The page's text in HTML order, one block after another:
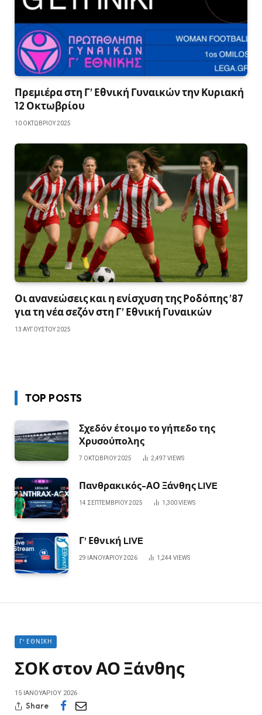
Πρεμιέρα στη Γ’ Εθνική Γυναικών την Κυριακή
12 Οκτωβρίου
10 ΟΚΤΩΒΡΊΟΥ 2025
Οι ανανεώσεις και η ενίσχυση της Ροδόπης ’87
για τη νέα σεζόν στη Γ’ Εθνική Γυναικών
13 ΑΥΓΟΎΣΤΟΥ 2025
TOP POSTS
Σχεδόν έτοιμο το γήπεδο της
Χρυσούπολης
7 ΟΚΤΩΒΡΊΟΥ 2025 2,497 VIEWS
Πανθρακικός-ΑΟ Ξάνθης LIVE
14 ΣΕΠΤΕΜΒΡΊΟΥ 2025 1,300VIEWS
Γ’ Εθνική LIVE
29 ΙΑΝΟΥΑΡΊΟΥ 2026 1,244 VIEWS
Γ' ΕΘΝΙΚΉ
ΣΟΚ στον ΑΟ Ξάνθης
15 ΙΑΝΟΥΑΡΊΟΥ 2026
Share